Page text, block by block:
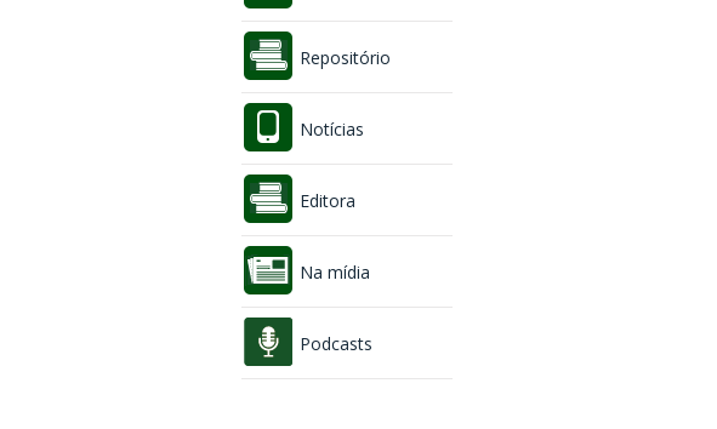
Repositório
Notícias
Editora
Na mídia
Podcasts